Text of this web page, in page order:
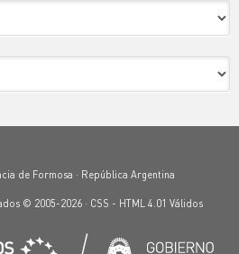
de Formosa · República Argentina
© 2005-2026 · CSS - HTML 4.01 Válidos